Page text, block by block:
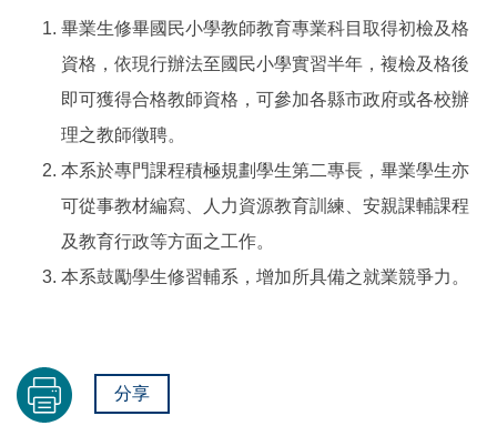
畢業生修畢國民小學教師教育專業科目取得初檢及格
資格，依現行辦法至國民小學實習半年，複檢及格後
即可獲得合格教師資格，可參加各縣市政府或各校辦
理之教師徵聘。
本系於專門課程積極規劃學生第二專長，畢業學生亦
可從事教材編寫、人力資源教育訓練、安親課輔課程
及教育行政等方面之工作。
本系鼓勵學生修習輔系，增加所具備之就業競爭力。
分享